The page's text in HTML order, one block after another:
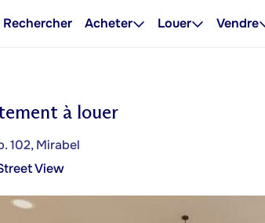
Rechercher Acheter Louer Vendre
à louer
102, Mirabel
View